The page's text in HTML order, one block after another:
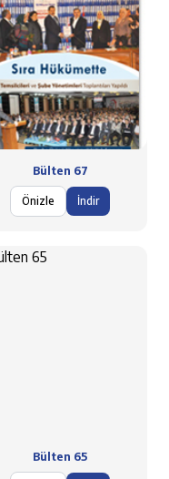
Bülten 67
Önizle İndir
Bülten 65